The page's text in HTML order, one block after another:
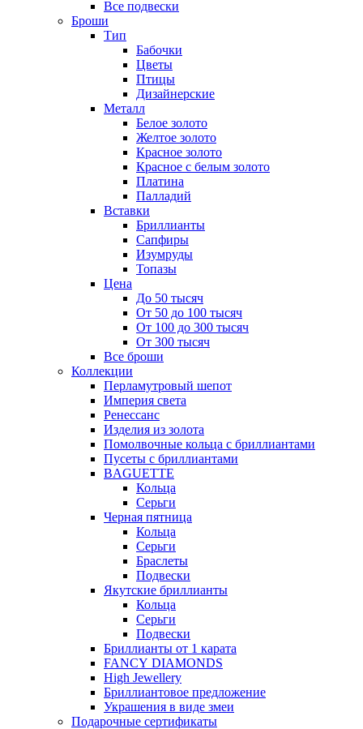
Все подвески
Броши
Тип
Бабочки
Цветы
Птицы
Дизайнерские
Металл
Белое золото
Желтое золото
Красное золото
Красное с белым золото
Платина
Палладий
Вставки
Бриллианты
Сапфиры
Изумруды
Топазы
Цена
До 50 тысяч
От 50 до 100 тысяч
От 100 до 300 тысяч
От 300 тысяч
Все броши
Коллекции
Перламутровый шепот
Империя света
Ренессанс
Изделия из золота
Помолвочные кольца с бриллиантами
Пусеты с бриллиантами
BAGUETTE
Кольца
Серьги
Черная пятница
Кольца
Серьги
Браслеты
Подвески
Якутские бриллианты
Кольца
Серьги
Подвески
Бриллианты от 1 карата
FANCY DIAMONDS
High Jewellery
Бриллиантовое предложение
Украшения в виде змеи
Подарочные сертификаты